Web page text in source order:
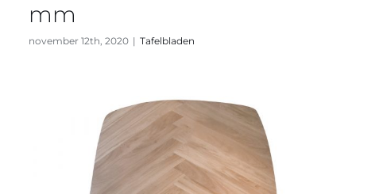
mm
november 12th, 2020 | Tafelbladen